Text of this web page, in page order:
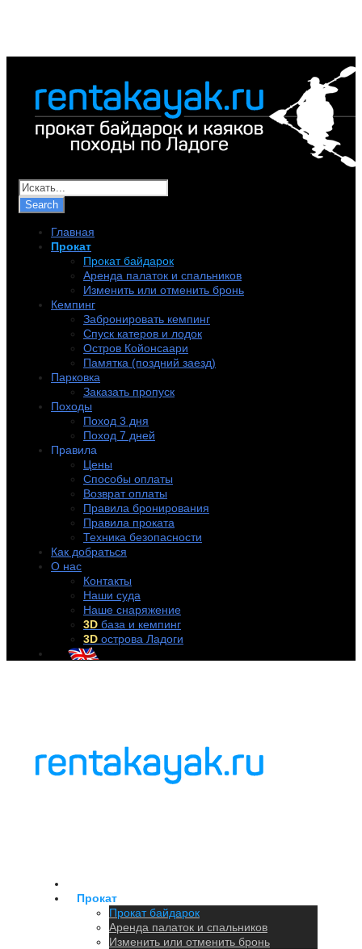
Главная
Прокат
Прокат байдарок
Аренда палаток и спальников
Изменить или отменить бронь
Кемпинг
Забронировать кемпинг
Спуск катеров и лодок
Остров Койонсаари
Памятка (поздний заезд)
Парковка
Заказать пропуск
Походы
Поход 3 дня
Поход 7 дней
Правила
Цены
Способы оплаты
Возврат оплаты
Правила бронирования
Правила проката
Техника безопасности
Как добраться
О нас
Контакты
Наши суда
Наше снаряжение
3D база и кемпинг
3D острова Ладоги
Прокат
Прокат байдарок
Аренда палаток и спальников
Изменить или отменить бронь